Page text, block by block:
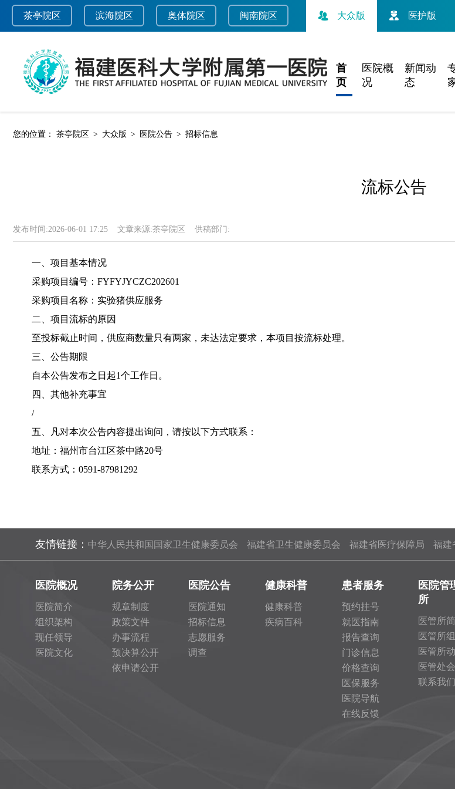
茶亭院区 滨海院区 奥体院区 闽南院区 大众版 医护版
首
页
医院概
况
新闻动
态
您的位置： 茶亭院区 > 大众版 > 医院公告 > 招标信息
流标公告
发布时间:2026-06-01 17:25 文章来源:茶亭院区 供稿部门:
一、项目基本情况
采购项目编号：FYFYJYCZC202601
采购项目名称：实验猪供应服务
二、项目流标的原因
至投标截止时间，供应商数量只有两家，未达法定要求，本项目按流标处理。
三、公告期限
自本公告发布之日起1个工作日。
四、其他补充事宜
/
五、凡对本次公告内容提出询问，请按以下方式联系：
地址：福州市台江区茶中路20号
联系方式：0591-87981292
友情链接： 中华人民共和国国家卫生健康委员会 福建省卫生健康委员会 福建省医疗保障局 福建
医院概况
医院简介
组织架构
现任领导
医院文化
院务公开
规章制度
政策文件
办事流程
预决算公开
依申请公开
医院公告
医院通知
招标信息
志愿服务
调查
健康科普
健康科普
疾病百科
患者服务
预约挂号
就医指南
报告查询
门诊信息
价格查询
医保服务
医院导航
在线反馈
医院管
所
医管所
医管所
医管所
医管处
联系我们